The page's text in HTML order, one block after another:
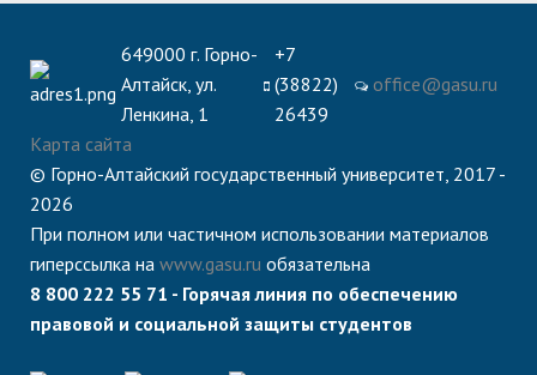
649000 г. Горно-
Алтайск, ул.
Ленкина, 1
+7
(38822)
26439
office@gasu.ru
Карта сайта
© Горно-Алтайский государственный университет, 2017 -
2026
При полном или частичном использовании материалов
гиперссылка на www.gasu.ru обязательна
8 800 222 55 71 - Горячая линия по обеспечению
правовой и социальной защиты студентов